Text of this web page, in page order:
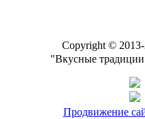
Copyright ©
"Вкусные
Продвижение